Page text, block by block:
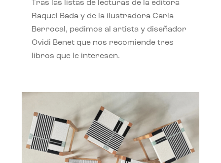
Tras las listas de lecturas de la editora
Raquel Bada y de la ilustradora Carla
Berrocal, pedimos al artista y diseñador
Ovidi Benet que nos recomiende tres
libros que le interesen.